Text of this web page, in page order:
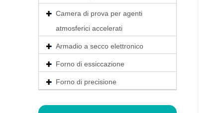
Camera di prova per agenti
atmosferici accelerati
Armadio a secco elettronico
Forno di essiccazione
Forno di precisione